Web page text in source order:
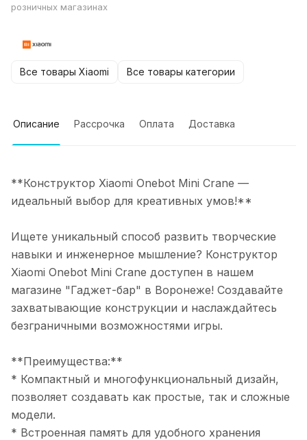
розничных магазинах
Все товары Xiaomi Все товары категории
Описание Рассрочка Оплата Доставка
**Конструктор Xiaomi Onebot Mini Crane —
идеальный выбор для креативных умов!**
Ищете уникальный способ развить творческие
навыки и инженерное мышление? Конструктор
Xiaomi Onebot Mini Crane доступен в нашем
магазине "Гаджет-бар" в Воронеже! Создавайте
захватывающие конструкции и наслаждайтесь
безграничными возможностями игры.
**Преимущества:**
* Компактный и многофункциональный дизайн,
позволяет создавать как простые, так и сложные
модели.
* Встроенная память для удобного хранения